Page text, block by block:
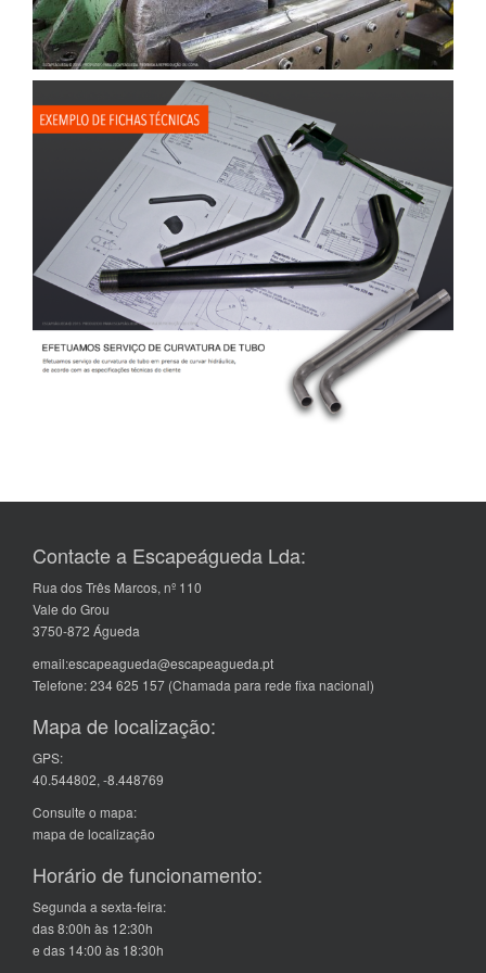
Contacte a Escapeágueda Lda:
Rua dos Três Marcos, nº 110
Vale do Grou
3750-872 Águeda
email:escapeagueda@escapeagueda.pt
Telefone: 234 625 157 (Chamada para rede fixa nacional)
Mapa de localização:
GPS:
40.544802, -8.448769
Consulte o mapa:
mapa de localização
Horário de funcionamento:
Segunda a sexta-feira:
das 8:00h às 12:30h
e das 14:00 às 18:30h